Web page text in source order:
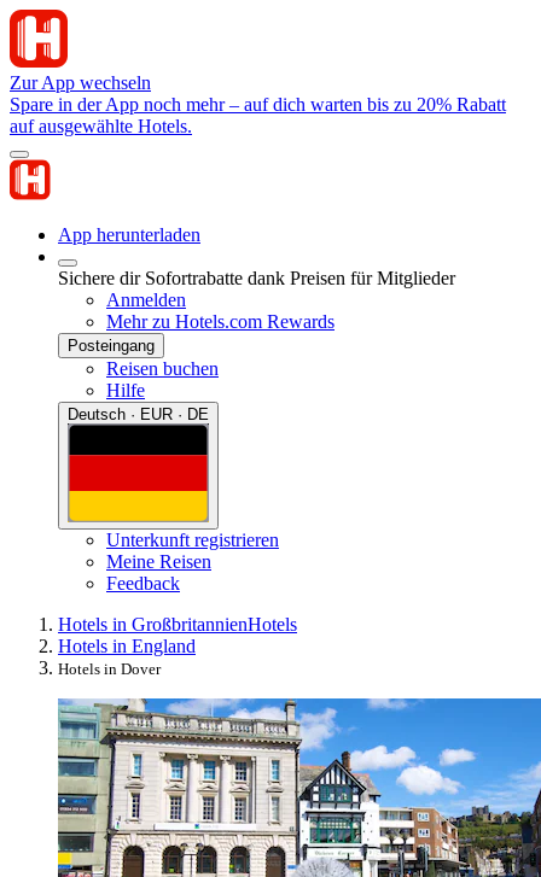
Zur App wechseln
Spare in der App noch mehr – auf dich warten bis zu 20% Rabatt
auf ausgewählte Hotels.
App herunterladen
Sichere dir Sofortrabatte dank Preisen für Mitglieder
Anmelden
Mehr zu Hotels.com Rewards
Posteingang
Reisen buchen
Hilfe
Deutsch · EUR · DE
Unterkunft registrieren
Meine Reisen
Feedback
Hotels in GroßbritannienHotels
Hotels in England
Hotels in Dover